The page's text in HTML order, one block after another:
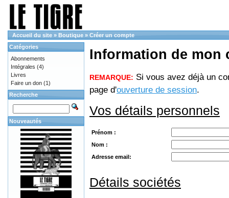
Accueil du site » Boutique » Créer un compte
Information de mon
REMARQUE: Si vous avez déjà un
page d'ouverture de session.
Vos détails personnels
Prénom :
Nom :
Adresse email:
Détails sociétés
Catégories
Abonnements
Intégrales (4)
Livres
Faire un don (1)
Recherche
Nouveautés